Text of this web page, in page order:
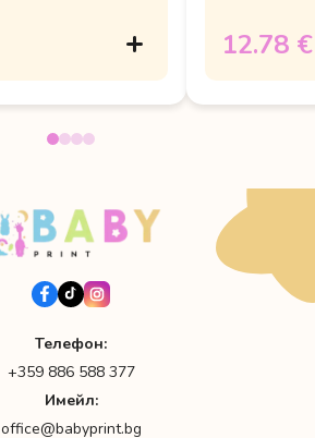
12.78 €
Телефон:
+359 886 588 377
Имейл:
office@babyprint.bg